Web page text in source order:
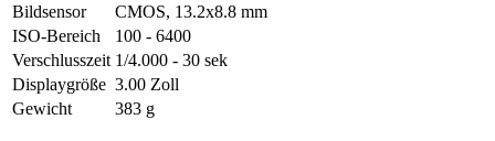
Bildsensor
CMOS, 13.2x8.8 mm
ISO-Bereich
100 - 6400
Verschlusszeit 1/4.000 - 30 sek
Displaygröße 3.00 Zoll
Gewicht
383 g